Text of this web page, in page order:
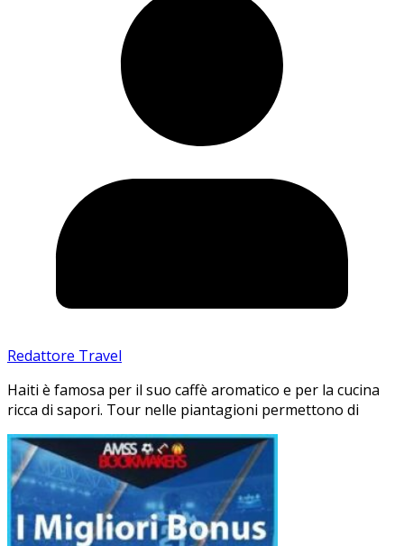
Redattore Travel
Haiti è famosa per il suo caffè aromatico e per la cucina
ricca di sapori. Tour nelle piantagioni permettono di